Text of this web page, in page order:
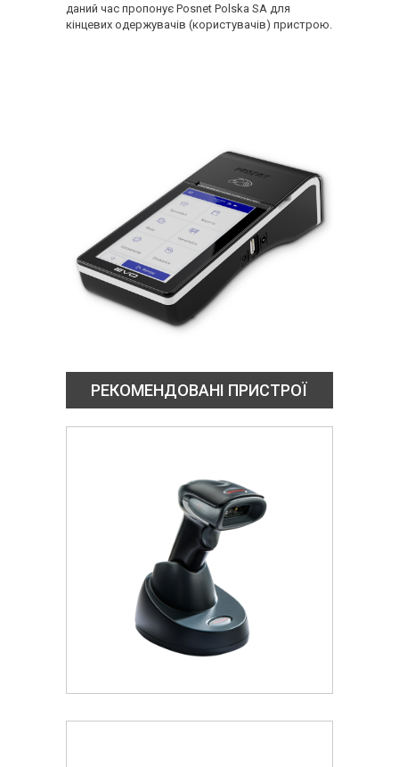
даний час пропонує Posnet Polska SA для
кінцевих одержувачів (користувачів) пристрою.
РЕКОМЕНДОВАНІ ПРИСТРОЇ